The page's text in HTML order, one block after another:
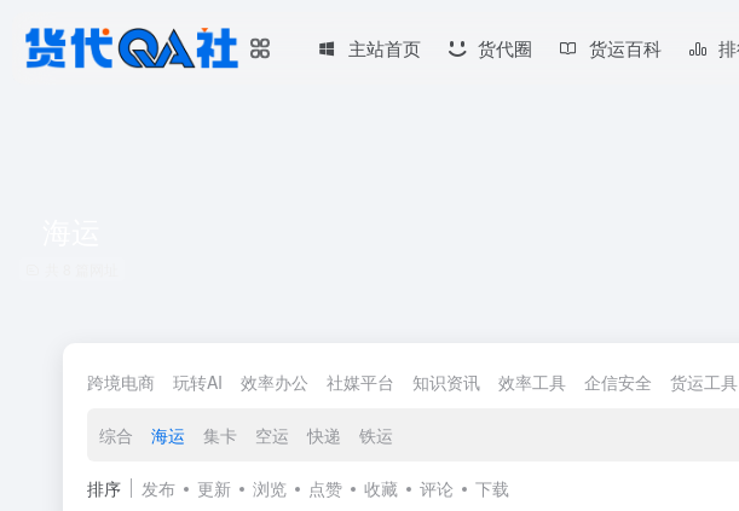
主站首页 货代圈 货运百科
跨境电商 玩转AI 效率办公 社媒平台 知识资讯 效率工具 企信安全 货运工具
综合 海运 集卡 空运 快递 铁运
排序 发布 更新 浏览 点赞 收藏 评论 下载